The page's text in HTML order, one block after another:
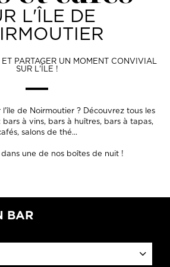
L'ÎLE DE
PARTAGER UN MOMENT CONVIVIAL
SUR L'ÎLE !
de Noirmoutier ? Découvrez tous les
à vins, bars à huîtres, bars à tapas,
salons de thé...
dans une de nos boîtes de nuit !
BAR